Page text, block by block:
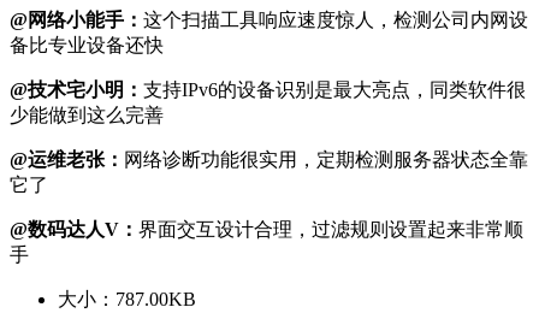
@网络小能手： 这个扫描工具响应速度惊人，检测公司内网设
备比专业设备还快
@技术宅小明： 支持IPv6的设备识别是最大亮点，同类软件很
少能做到这么完善
@运维老张： 网络诊断功能很实用，定期检测服务器状态全靠
它了
@数码达人V： 界面交互设计合理，过滤规则设置起来非常顺
手
大小： 787.00KB